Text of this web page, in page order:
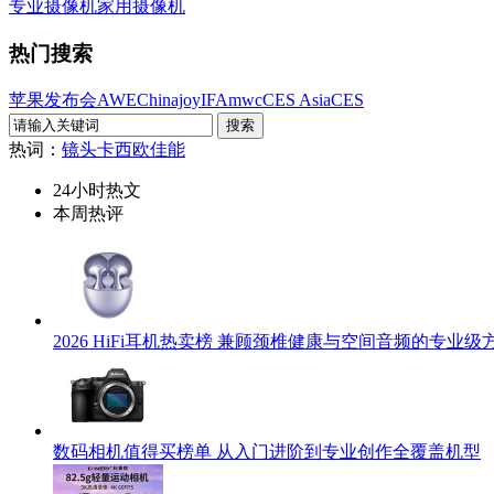
专业摄像机家用摄像机
热门搜索
苹果发布会AWEChinajoyIFAmwcCES AsiaCES
热词： 镜头卡西欧佳能
24小时热文
本周热评
2026 HiFi耳机热卖榜 兼顾颈椎健康与空间音频的专业级
数码相机值得买榜单 从入门进阶到专业创作全覆盖机型